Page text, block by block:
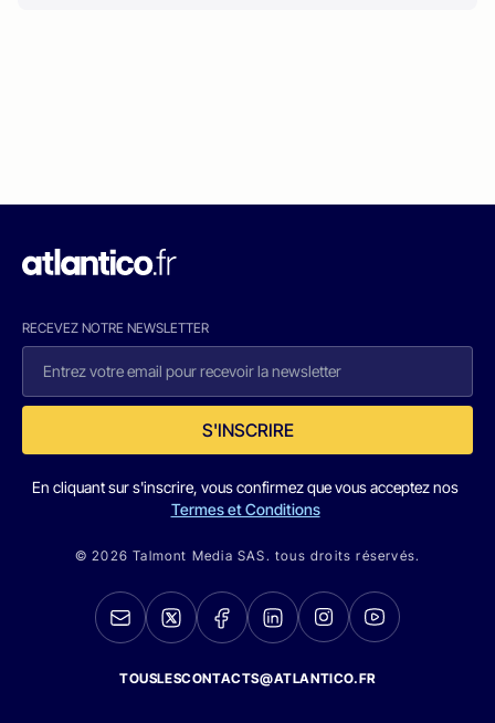
RECEVEZ NOTRE NEWSLETTER
S'INSCRIRE
En cliquant sur s'inscrire, vous confirmez que vous acceptez nos
Termes et Conditions
© 2026 Talmont Media SAS. tous droits réservés.
TOUSLESCONTACTS@ATLANTICO.FR